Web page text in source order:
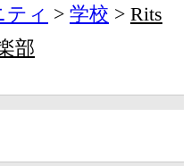
ティ 学校
Rits
部